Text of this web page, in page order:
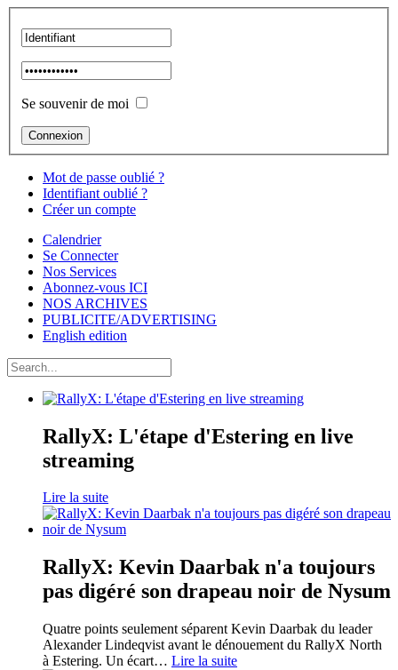
Se souvenir de moi
Mot de passe oublié ?
Identifiant oublié ?
Créer un compte
Calendrier
Se Connecter
Nos Services
Abonnez-vous ICI
NOS ARCHIVES
PUBLICITE/ADVERTISING
English edition
RallyX: L'étape d'Estering en live
streaming
Lire la suite
RallyX: Kevin Daarbak n'a toujours
pas digéré son drapeau noir de Nysum
Quatre points seulement séparent Kevin Daarbak du leader
Alexander Lindeqvist avant le dénouement du RallyX North
à Estering. Un écart… Lire la suite